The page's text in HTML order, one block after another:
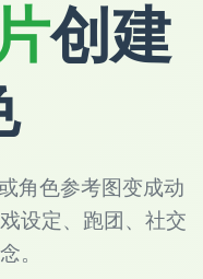
创建
角色参考图变成动
设定、跑团、社交
。